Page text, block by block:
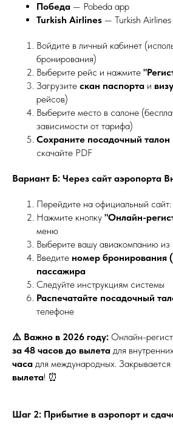
Победа — Pobeda app
Turkish Airlines — Turkish
Войдите в личный кабинет
бронирования)
Выберите рейс и нажмите
Загрузите скан паспорта и визу
рейсов)
Выберите место в салоне
зависимости от тарифа)
Сохраните посадочный талон
скачайте PDF
Вариант Б: Через сайт аэропорта
Перейдите на официальный сайт:
Нажмите кнопку "Онлайн-
меню
Выберите вашу авиакомпанию из
Введите номер бронирования
пассажира
Следуйте инструкциям системы
Распечатайте посадочный
телефоне
⚠️ Важно в 2026 году: Онлайн-
за 48 часов до вылета для
часа для международных. Закрывается
вылета! ⏰
Шаг 2: Прибытие в аэропорт и